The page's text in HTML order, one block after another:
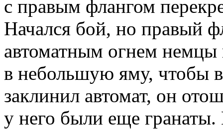
с правым флангом
Начался бой, но правый
автоматным огнем
в небольшую яму, чтобы
заклинил автомат, он
у него были еще